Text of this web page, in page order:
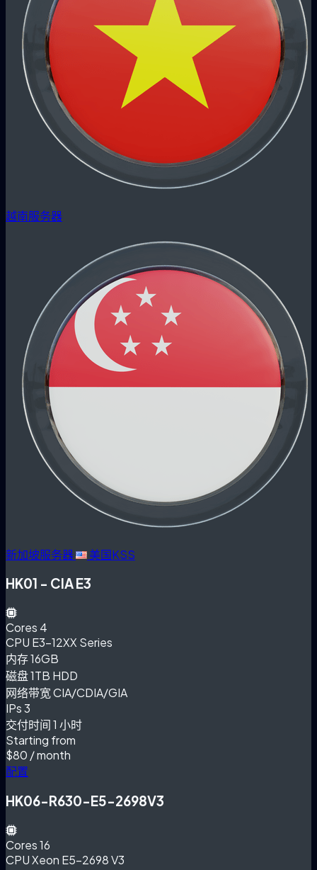
越南服务器
新加坡服务器 美国KSS
HK01 - CIA E3
Cores 4
CPU E3-12XX Series
内存16GB
磁盘1TB HDD
网络带宽CIA/CDIA/GIA
IPs3
交付时间1 小时
Starting from
$80 / month
配置
HK06-R630-E5-2698V3
Cores16
CPUXeon E5-2698 V3